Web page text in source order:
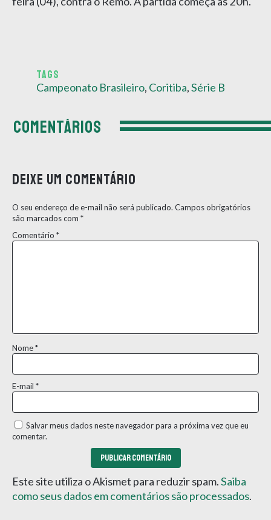
TAGS
Campeonato Brasileiro, Coritiba,Série B
COMENTÁRIOS
Deixe um comentário
O seu endereço de e-mail não será publicado. Campos obrigatórios
são marcados com *
Comentário *
Nome*
E-mail *
Salvar meus dados neste navegador para a próxima vez que eu
comentar.
Este site utiliza o Akismet para reduzir spam.Saiba
como seus dados em comentários são processados.